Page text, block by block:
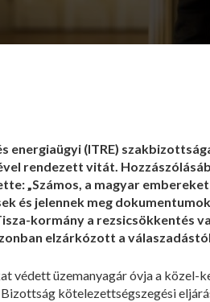
energiaügyi (ITRE)
rendezett vitát.
„Számos, a magyar
és jelennek meg
kormány a rezsicsökkentés
elzárkózott a
védett üzemanyagár óvja a
kötelezettségszegési